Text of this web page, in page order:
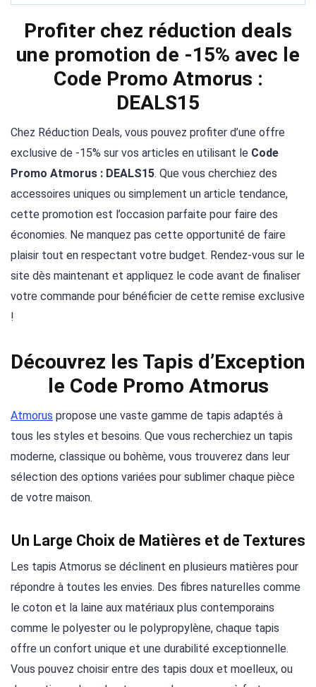
Profiter chez réduction deals
une promotion de -15% avec le
Code Promo Atmorus :
DEALS15
Chez Réduction Deals, vous pouvez profiter d’une offre
exclusive de -15% sur vos articles en utilisant le Code
Promo Atmorus : DEALS15. Que vous cherchiez des
accessoires uniques ou simplement un article tendance,
cette promotion est l’occasion parfaite pour faire des
économies. Ne manquez pas cette opportunité de faire
plaisir tout en respectant votre budget. Rendez-vous sur le
site dès maintenant et appliquez le code avant de finaliser
votre commande pour bénéficier de cette remise exclusive
!
Découvrez les Tapis d’Exception
le Code Promo Atmorus
Atmorus propose une vaste gamme de tapis adaptés à
tous les styles et besoins. Que vous recherchiez un tapis
moderne, classique ou bohème, vous trouverez dans leur
sélection des options variées pour sublimer chaque pièce
de votre maison.
Un Large Choix de Matières et de Textures
Les tapis Atmorus se déclinent en plusieurs matières pour
répondre à toutes les envies. Des fibres naturelles comme
le coton et la laine aux matériaux plus contemporains
comme le polyester ou le polypropylène, chaque tapis
offre un confort unique et une durabilité exceptionnelle.
Vous pouvez choisir entre des tapis doux et moelleux, ou